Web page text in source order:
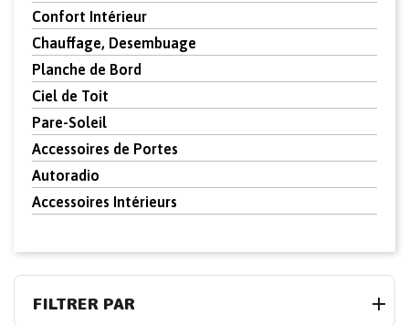
Confort Intérieur
Chauffage, Desembuage
Planche de Bord
Ciel de Toit
Pare-Soleil
Accessoires de Portes
Autoradio
Accessoires Intérieurs
FILTRER PAR